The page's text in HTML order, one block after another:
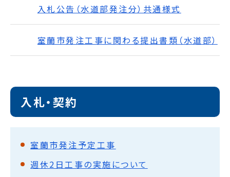
入札公告（水道部発注分）共通様式
室蘭市発注工事に関わる提出書類（水道部）
入札・契約
室蘭市発注予定工事
週休2日工事の実施について